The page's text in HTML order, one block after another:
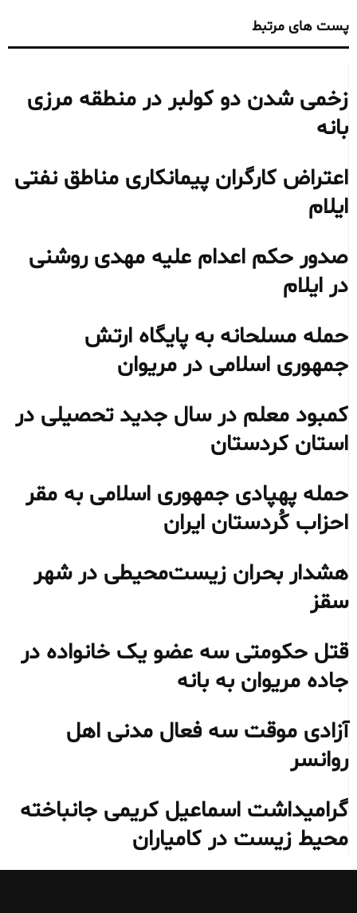
پست های مرتبط
زخمی شدن دو کولبر در منطقه مرزی
بانه
اعتراض کارگران پیمانکاری مناطق نفتی
ایلام
صدور حکم اعدام علیه مهدی روشنی
در ایلام
حمله مسلحانه به پایگاه ارتش
جمهوری اسلامی در مریوان
کمبود معلم در سال جدید تحصیلی در
استان کردستان
حمله پهپادی جمهوری اسلامی به مقر
احزاب کُردستان ایران
هشدار بحران زیست‌محیطی در شهر
سقز
قتل حکومتی سه عضو یک خانواده در
جاده مریوان به بانه
آزادی موقت سه فعال مدنی اهل
روانسر
گرامیداشت اسماعیل کریمی جانباخته
محیط‌ زیست در کامیاران